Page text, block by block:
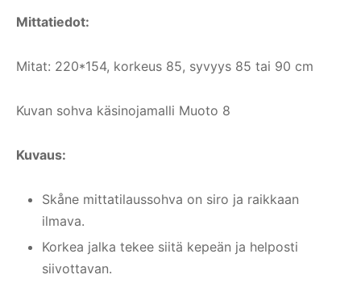
Mittatiedot:
Mitat: 220*154, korkeus 85, syvyys 85 tai 90 cm
Kuvan sohva käsinojamalli Muoto 8
Kuvaus:
Skåne mittatilaussohva on siro ja raikkaan
ilmava.
Korkea jalka tekee siitä kepeän ja helposti
siivottavan.